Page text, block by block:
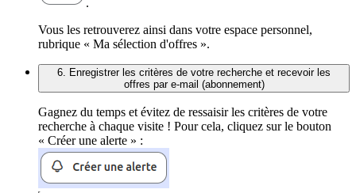
.
Vous les retrouverez ainsi dans votre espace personnel,
rubrique « Ma sélection d'offres ».
6. Enregistrer les critères de votre recherche et recevoir les
offres par e-mail (abonnement)
Gagnez du temps et évitez de ressaisir les critères de votre
recherche à chaque visite ! Pour cela, cliquez sur le bouton
« Créer une alerte » :